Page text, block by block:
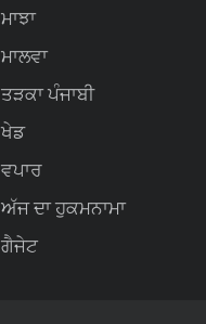
ਮਾਝਾ
ਮਾਲਵਾ
ਤੜਕਾ ਪੰਜਾਬੀ
ਖੇਡ
ਵਪਾਰ
ਅੱਜ ਦਾ ਹੁਕਮਨਾਮਾ
ਗੈਜੇਟ